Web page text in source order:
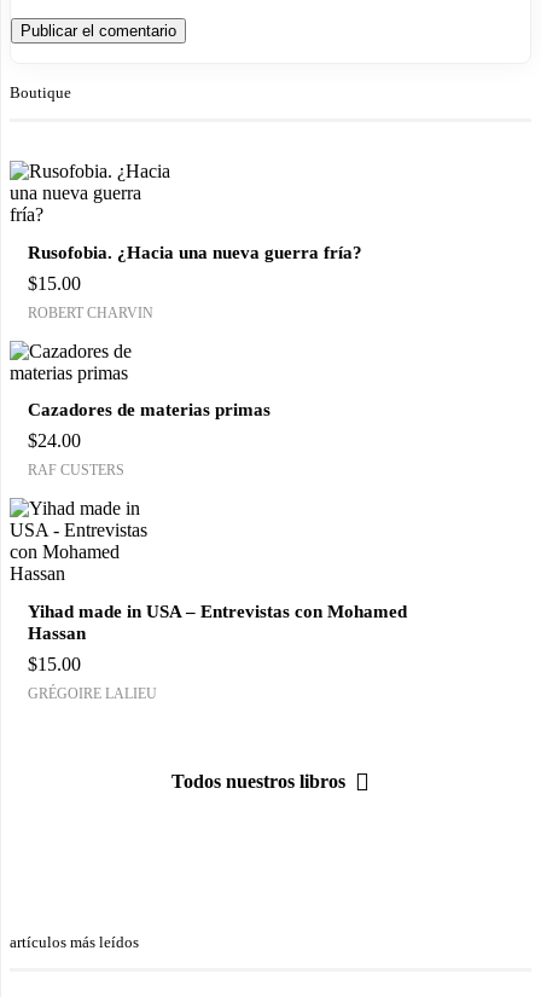
Boutique
Rusofobia. ¿Hacia una nueva guerra fría?
$15.00
ROBERT CHARVIN
Cazadores de materias primas
$24.00
RAF CUSTERS
Yihad made in USA – Entrevistas con Mohamed
Hassan
$15.00
GRÉGOIRE LALIEU
Todos nuestros libros
artículos más leídos